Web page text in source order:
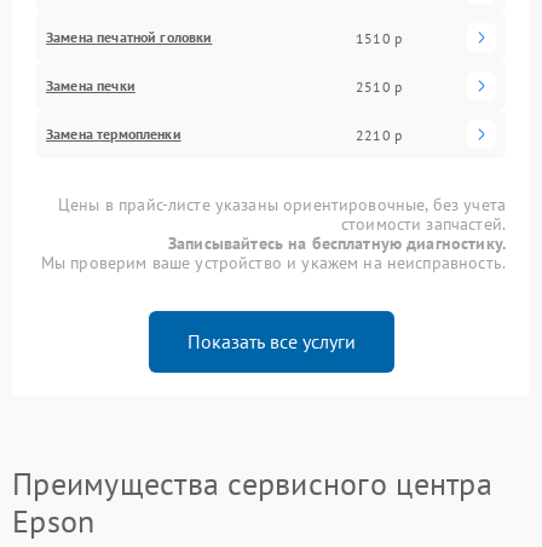
Замена печатной головки 1510 р
Замена печки 2510 р
Замена термопленки 2210 р
Цены в прайс-листе указаны ориентировочные, без учета
стоимости запчастей.
Записывайтесь на бесплатную диагностику.
Мы проверим ваше устройство и укажем на неисправность.
Показать все услуги
Преимущества сервисного центра
Epson